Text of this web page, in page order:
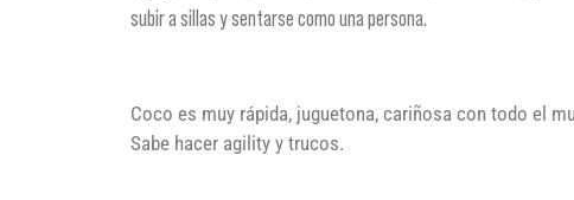
subir a sillas y sentarse como una persona.
Coco es muy rápida, juguetona, cariñosa con todo el
Sabe hacer agility y trucos.